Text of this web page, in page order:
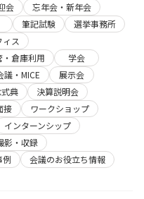
会
忘年会・新年会
筆記試験
選挙事務所
ィス
倉庫利用
学会
議・MICE
展示会
典
決算説明会
接
ワークショップ
インターンシップ
影・収録
例 会議のお役立ち情報